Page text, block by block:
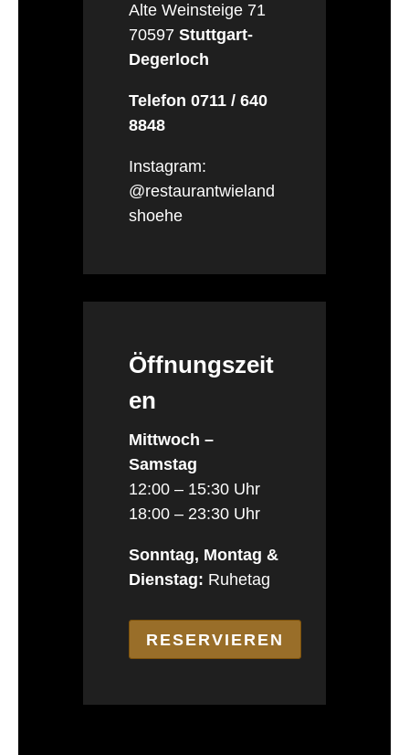
Alte Weinsteige 71
70597 Stuttgart-
Degerloch
Telefon 0711 / 640
8848
Instagram:
@restaurantwieland
shoehe
Öffnungszeit
en
Mittwoch –
Samstag
12:00 – 15:30 Uhr
18:00 – 23:30 Uhr
Sonntag, Montag &
Dienstag: Ruhetag
RESERVIEREN